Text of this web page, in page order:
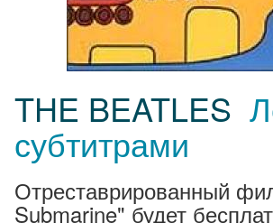
THE BEATLES
субтитрами
Отреставрированный
Submarine" будет